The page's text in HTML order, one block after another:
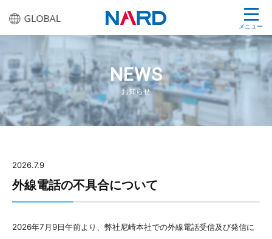
メニュー
NEWS
お知らせ
2026.7.9
外線電話の不具合について
2026年7月9日午前より、弊社尼崎本社での外線電話受信及び発信に